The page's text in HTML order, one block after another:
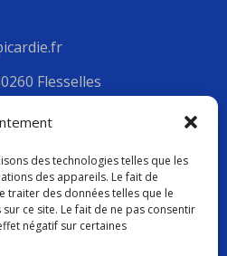
des technologies telles que les
des appareils. Le fait de
traiter des données telles que le
ce site. Le fait de ne pas consentir
négatif sur certaines
Flesselles